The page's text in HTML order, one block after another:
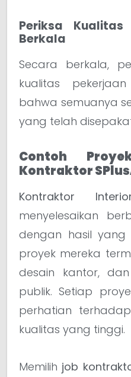
Periksa Kualitas
Berkala
Secara berkala,
kualitas
bahwa semuanya
yang telah
Contoh
Kontraktor
Kontraktor
menyelesaikan
dengan hasil yang
proyek mereka
desain kantor,
publik. Setiap
perhatian
kualitas yang tinggi.
Memilih job